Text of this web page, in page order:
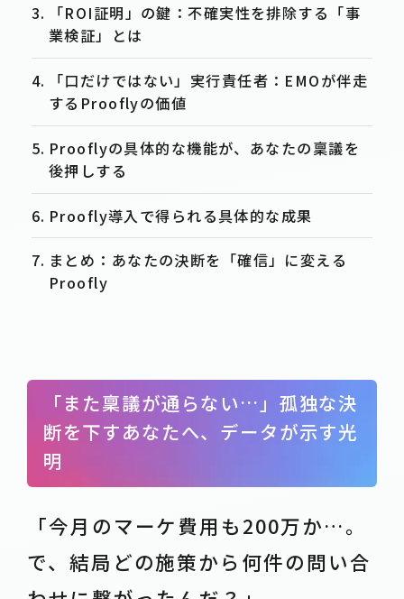
CONTACT -お問合せ
DOWNLOAD-資料請求
RECRUIT -求人情報
PRIVACY POLICY
「また稟議が通らない…」孤独な決
断を下すあなたへ、データが示す光
明
「今月のマーケ費用も200万か…。
で、結局どの施策から何件の問い合
「ROI証明」の鍵：不確実性を排除する「事
業検証」とは
「口だけではない」実行責任者：EMOが伴走
するProoflyの価値
Prooflyの具体的な機能が、あなたの稟議を
後押しする
Proofly導入で得られる具体的な成果
まとめ：あなたの決断を「確信」に変える
Proofly